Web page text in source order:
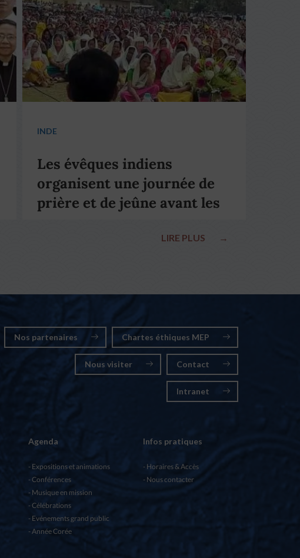
INDE
Les évêques indiens
organisent une journée de
prière et de jeûne avant les
LIRE PLUS →
Nos partenaires Chartes éthiques MEP
Nous visiter Contact
Intranet
Agenda
Expositions et animations
Conférences
Musique en mission
Célébrations
Evénements grand public
Année Corée
Infos pratiques
Horaires & Accès
Nous contacter